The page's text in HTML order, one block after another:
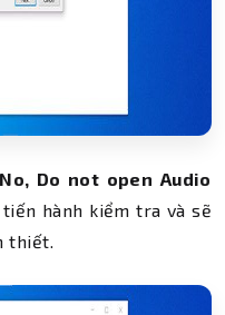
No, Do not open Audio
tiến hành kiểm tra và sẽ
thiết.